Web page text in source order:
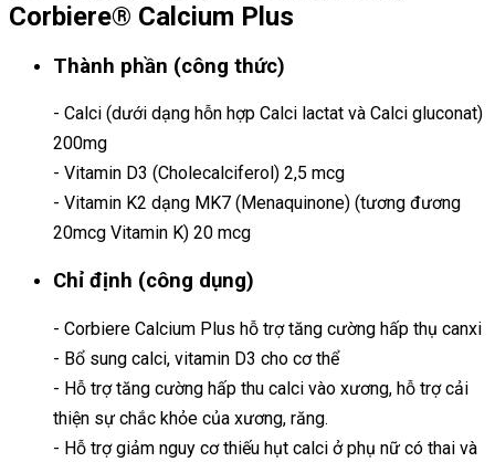
Corbiere® Calcium Plus
Thành phần (công thức)
- Calci (dưới dạng hỗn hợp Calci lactat và Calci gluconat)
200mg
- Vitamin D3 (Cholecalciferol) 2,5 mcg
- Vitamin K2 dạng MK7 (Menaquinone) (tương đương
20mcg Vitamin K) 20 mcg
Chỉ định (công dụng)
- Corbiere Calcium Plus hỗ trợ tăng cường hấp thụ canxi
- Bổ sung calci, vitamin D3 cho cơ thể
- Hỗ trợ tăng cường hấp thu calci vào xương, hỗ trợ cải
thiện sự chắc khỏe của xương, răng.
- Hỗ trợ giảm nguy cơ thiếu hụt calci ở phụ nữ có thai và